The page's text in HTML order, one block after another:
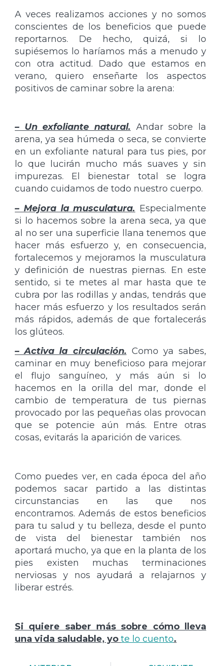
A veces realizamos acciones y no somos
conscientes de los beneficios que puede
reportarnos. De hecho, quizá, si lo
supiésemos lo haríamos más a menudo y
con otra actitud. Dado que estamos en
verano, quiero enseñarte los aspectos
positivos de caminar sobre la arena:
– Un exfoliante natural. Andar sobre la
arena, ya sea húmeda o seca, se convierte
en un exfoliante natural para tus pies, por
lo que lucirán mucho más suaves y sin
impurezas. El bienestar total se logra
cuando cuidamos de todo nuestro cuerpo.
– Mejora la musculatura. Especialmente
si lo hacemos sobre la arena seca, ya que
al no ser una superficie llana tenemos que
hacer más esfuerzo y, en consecuencia,
fortalecemos y mejoramos la musculatura
y definición de nuestras piernas. En este
sentido, si te metes al mar hasta que te
cubra por las rodillas y andas, tendrás que
hacer más esfuerzo y los resultados serán
más rápidos, además de que fortalecerás
los glúteos.
– Activa la circulación. Como ya sabes,
caminar en muy beneficioso para mejorar
el flujo sanguíneo, y más aún si lo
hacemos en la orilla del mar, donde el
cambio de temperatura de tus piernas
provocado por las pequeñas olas provocan
que se potencie aún más. Entre otras
cosas, evitarás la aparición de varices.
Como puedes ver, en cada época del año
podemos sacar partido a las distintas
circunstancias en las que nos
encontramos. Además de estos beneficios
para tu salud y tu belleza, desde el punto
de vista del bienestar también nos
aportará mucho, ya que en la planta de los
pies existen muchas terminaciones
nerviosas y nos ayudará a relajarnos y
liberar estrés.
Si quiere saber más sobre cómo lleva
una vida saludable, yo te lo cuento.